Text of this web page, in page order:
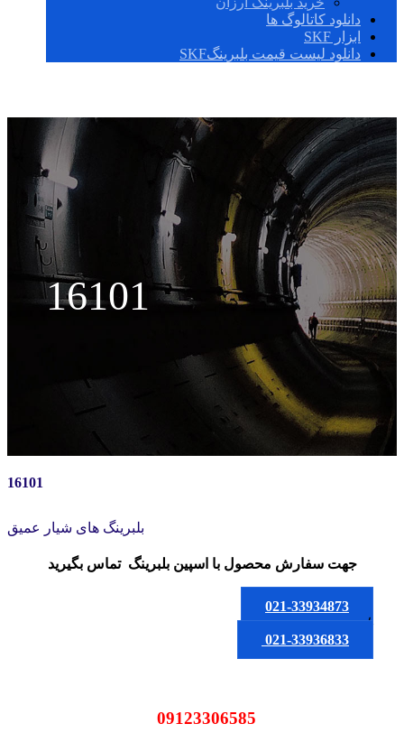
دانلود کاتالوگ ها
ابزار SKF
دانلود لیست قیمت بلبرینگSKF
16101
16101
بلبرینگ های شیار عمیق
جهت سفارش محصولبا اسپین بلبرینگ تماس بگیرید
021-33934873
یا
021-33936833